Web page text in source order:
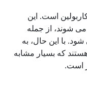
است. این
می شوند، از جمله
با این حال، به
که بسیار مشابه
است.